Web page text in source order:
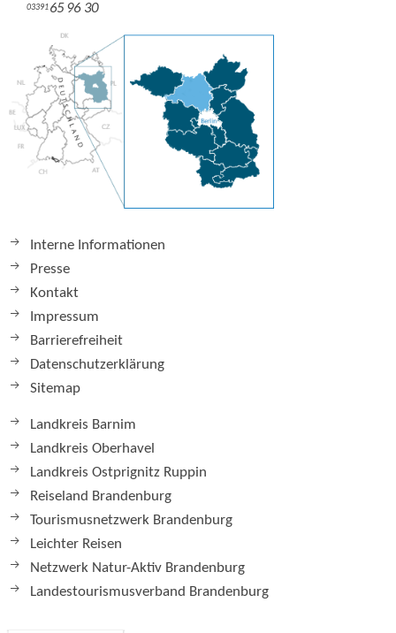
0339165 96 30
Interne Informationen
Presse
Kontakt
Impressum
Barrierefreiheit
Datenschutzerklärung
Sitemap
Landkreis Barnim
Landkreis Oberhavel
Landkreis Ostprignitz Ruppin
Reiseland Brandenburg
Tourismusnetzwerk Brandenburg
Leichter Reisen
Netzwerk Natur-Aktiv Brandenburg
Landestourismusverband Brandenburg